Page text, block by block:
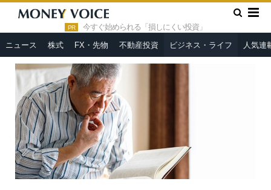
PR 今すぐ始められる「損しにくい投資」
ニュース 株式 FX・先物 不動産投資 ビジネス・ライフ 人気連
HOME » ビジネス・ライフ
「住宅ローン完済は平均73歳」
が現実。返済後の老後破産を防ぐには？＝川畑明美